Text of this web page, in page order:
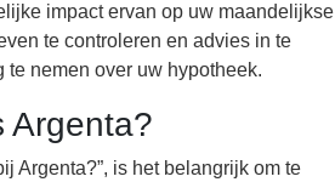
impact ervan op uw maandelijkse
te controleren en advies in te
nemen over uw hypotheek.
Argenta?
Argenta?”, is het belangrijk om te